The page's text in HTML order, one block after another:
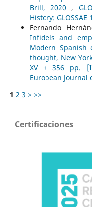
Brill, 2020 ,
History: GLOSSAE
Fernando
Infidels and
Modern Spanish
thought, New
XV + 356 pp.
European Journal
1 2 3 > >>
Certificaciones